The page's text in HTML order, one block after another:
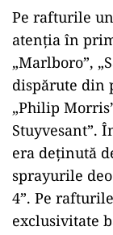
Pe rafturile
atenția în
„Marlboro”,
dispărute din
„Philip
Stuyvesant”.
era deţinută
sprayurile
4”. Pe
exclusivitate